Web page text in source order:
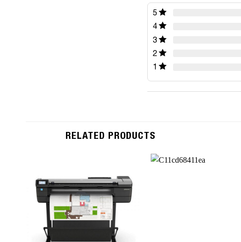
5
4
3
2
1
RELATED PRODUCTS
Add to
Wishlist